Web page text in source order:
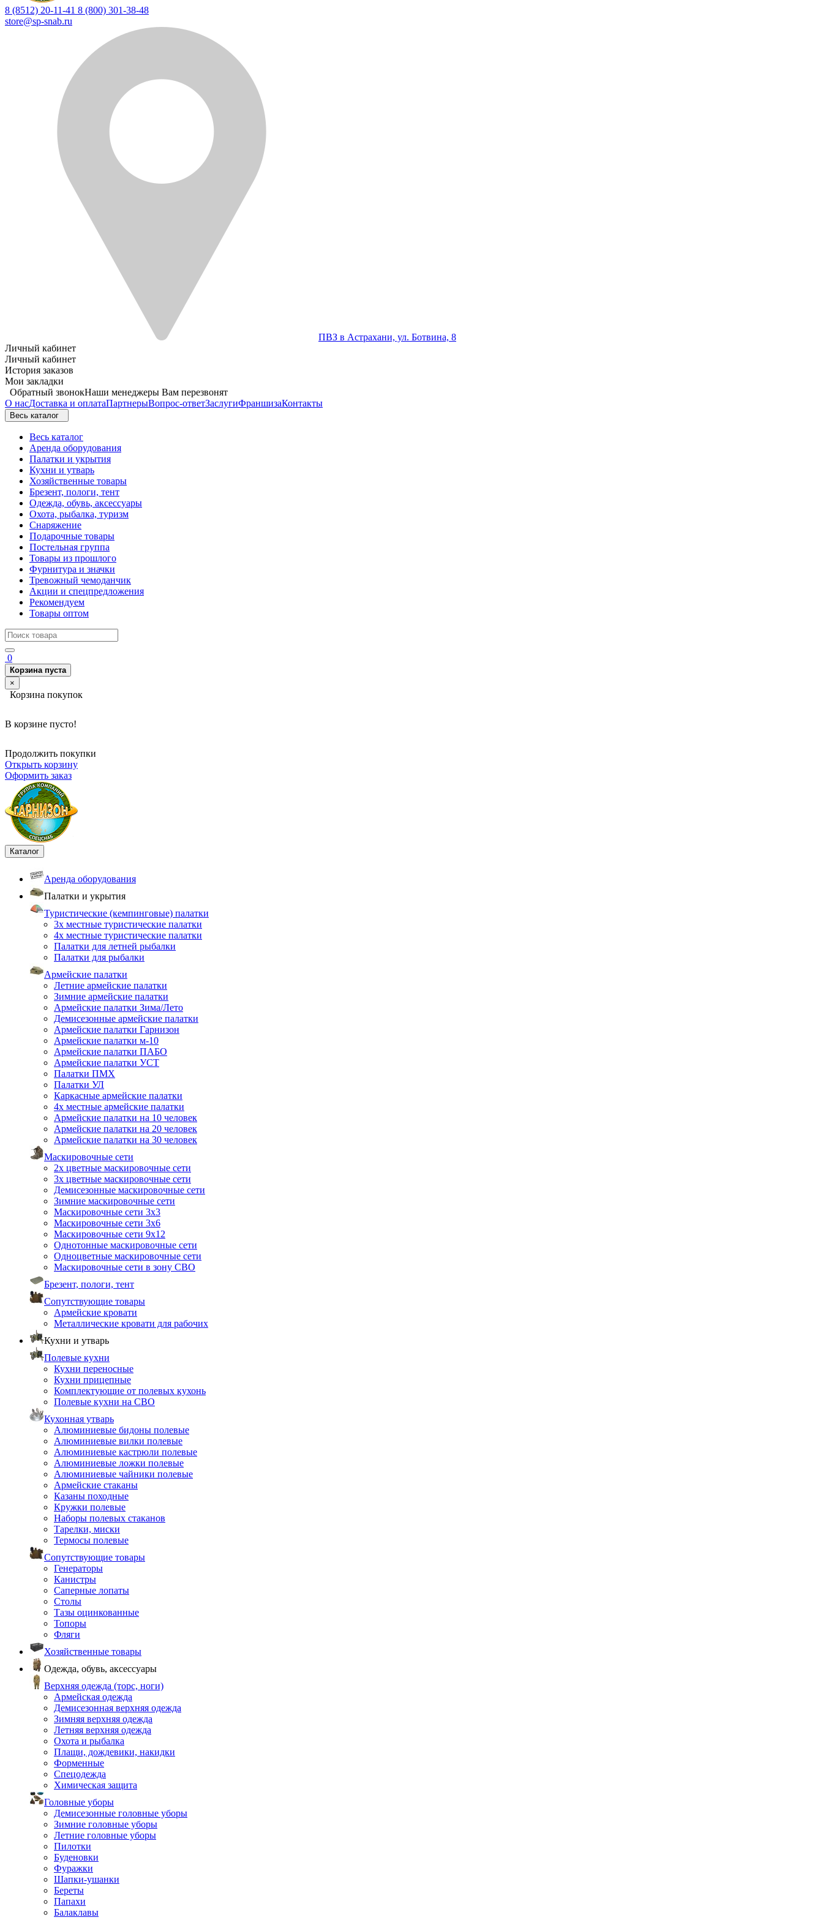
8 (8512) 20-11-41 8 (800) 301-38-48
store@sp-snab.ru
ПВЗ в Астрахани, ул. Ботвина, 8
Личный кабинет
Личный кабинет
История заказов
Мои закладки
Обратный звонокНаши менеджеры Вам перезвонят
О насДоставка и оплатаПартнерыВопрос-ответЗаслугиФраншизаКонтакты
Весь каталог
Весь каталог
Аренда оборудования
Палатки и укрытия
Кухни и утварь
Хозяйственные товары
Брезент, пологи, тент
Одежда, обувь, аксессуары
Охота, рыбалка, туризм
Снаряжение
Подарочные товары
Постельная группа
Товары из прошлого
Фурнитура и значки
Тревожный чемоданчик
Акции и спецпредложения
Рекомендуем
Товары оптом
0
Корзина пуста
×
Корзина покупок
В корзине пусто!
Продолжить покупки
Открыть корзину
Оформить заказ
Каталог
Аренда оборудования
Палатки и укрытия
Туристические (кемпинговые) палатки
3х местные туристические палатки
4х местные туристические палатки
Палатки для летней рыбалки
Палатки для рыбалки
Армейские палатки
Летние армейские палатки
Зимние армейские палатки
Армейские палатки Зима/Лето
Демисезонные армейские палатки
Армейские палатки Гарнизон
Армейские палатки м-10
Армейские палатки ПАБО
Армейские палатки УСТ
Палатки ПМХ
Палатки УЛ
Каркасные армейские палатки
4х местные армейские палатки
Армейские палатки на 10 человек
Армейские палатки на 20 человек
Армейские палатки на 30 человек
Маскировочные сети
2х цветные маскировочные сети
3х цветные маскировочные сети
Демисезонные маскировочные сети
Зимние маскировочные сети
Маскировочные сети 3х3
Маскировочные сети 3х6
Маскировочные сети 9х12
Однотонные маскировочные сети
Одноцветные маскировочные сети
Маскировочные сети в зону СВО
Брезент, пологи, тент
Сопутствующие товары
Армейские кровати
Металлические кровати для рабочих
Кухни и утварь
Полевые кухни
Кухни переносные
Кухни прицепные
Комплектующие от полевых кухонь
Полевые кухни на СВО
Кухонная утварь
Алюминиевые бидоны полевые
Алюминиевые вилки полевые
Алюминиевые кастрюли полевые
Алюминиевые ложки полевые
Алюминиевые чайники полевые
Армейские стаканы
Казаны походные
Кружки полевые
Наборы полевых стаканов
Тарелки, миски
Термосы полевые
Сопутствующие товары
Генераторы
Канистры
Саперные лопаты
Столы
Тазы оцинкованные
Топоры
Фляги
Хозяйственные товары
Одежда, обувь, аксессуары
Верхняя одежда (торс, ноги)
Армейская одежда
Демисезонная верхняя одежда
Зимняя верхняя одежда
Летняя верхняя одежда
Охота и рыбалка
Плащи, дождевики, накидки
Форменные
Спецодежда
Химическая защита
Головные уборы
Демисезонные головные уборы
Зимние головные уборы
Летние головные уборы
Пилотки
Буденовки
Фуражки
Шапки-ушанки
Береты
Папахи
Балаклавы